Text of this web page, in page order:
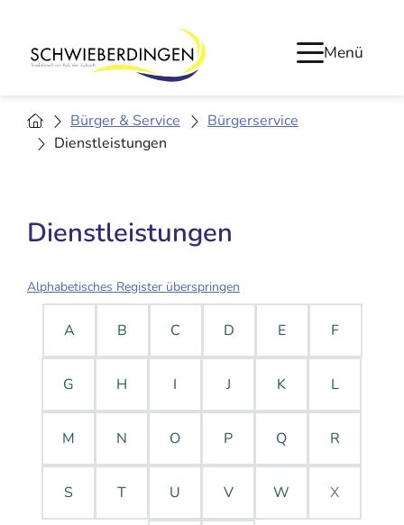
Menü
Bürger & Service
Bürgerservice
Dienstleistungen
Dienstleistungen
Alphabetisches Register überspringen
A B C D E F
G H I J K L
M N O P Q R
S T U V W X